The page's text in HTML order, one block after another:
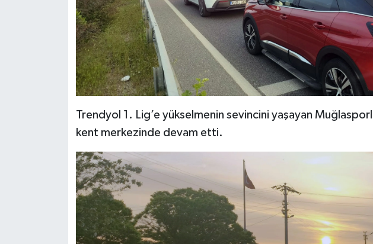
Trendyol 1. Lig’e yükselmenin sevincini yaşayan
kent merkezinde devam etti.